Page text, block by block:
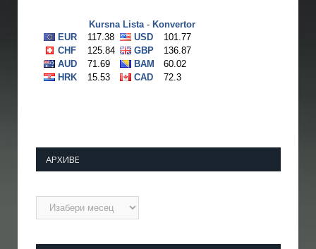
АРХИВЕ
Архиве